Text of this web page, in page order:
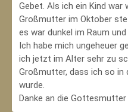
Gebet. Als ich ein Kind war
Großmutter im Oktober
es war dunkel im Raum
Ich habe mich ungeheuer
ich jetzt im Alter sehr zu
Großmutter, dass ich so in
wurde.
Danke an die